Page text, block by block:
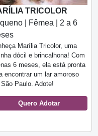
TRICOLOR
| Fêmea | 2 a 6
Marília Tricolor, uma
dócil e brincalhona! Com
6 meses, ela está pronta
encontrar um lar amoroso
Paulo. Adote!
Quero Adotar